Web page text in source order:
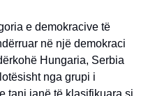
e demokracive të
në një demokraci
Hungaria, Serbia
nga grupi i
tani janë të klasifikuara si